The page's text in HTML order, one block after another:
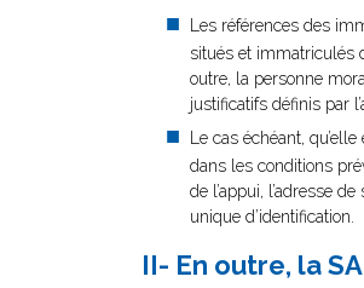
Les références des
situés et immatriculés
outre, la personne
justificatifs définis par
Le cas échéant,
dans les conditions
de l’appui, l’adresse
unique d’identification.
II- En outre, la